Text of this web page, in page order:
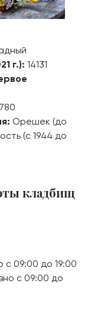
г.): 14131
Орешек (до
(с 1944 до
кладбищ
с 09:00 до 19:00
с 09:00 до